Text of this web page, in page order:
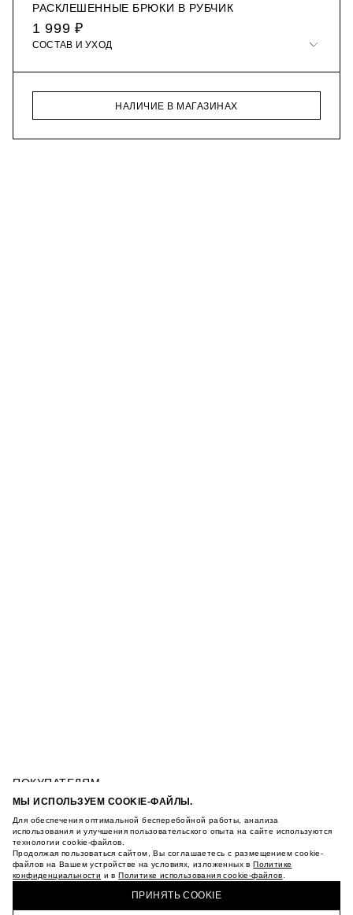
РАСКЛЕШЕННЫЕ БРЮКИ В РУБЧИК
1 999 ₽
СОСТАВ И УХОД
НАЛИЧИЕ В МАГАЗИНАХ
МЫ ИСПОЛЬЗУЕМ COOKIE-ФАЙЛЫ.
Для обеспечения оптимальной бесперебойной работы, анализа
использования и улучшения пользовательского опыта на сайте используются
технологии cookie-файлов.
Продолжая пользоваться сайтом, Вы соглашаетесь с размещением cookie-
файлов на Вашем устройстве на условиях, изложенных вПолитике
конфиденциальности и вПолитике использования cookie-файлов
ПРИНЯТЬ COOKIE
ПОКУПАТЕЛЯМ
УСЛОВИЯ ИСПОЛЬЗОВАНИЯ ПОДАРОЧНЫХ
ПОЛИТИКА КОНФИДЕНЦИАЛЬНОСТИ
ПОЛИТИКА COOKIE
УСЛОВИЯ ПОКУПКИ
О НАС
КАРЬЕРА
РАСКЛЕШЕННЫЕ БРЮКИ В РУБЧИК
КУПИТЬ + ПОЛУЧИТЬ В МАГАЗИНЕ MAAG